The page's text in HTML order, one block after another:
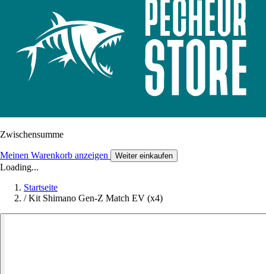
Zwischensumme
Meinen Warenkorb anzeigen Weiter einkaufen
Loading...
Startseite
/ Kit Shimano Gen-Z Match EV (x4)